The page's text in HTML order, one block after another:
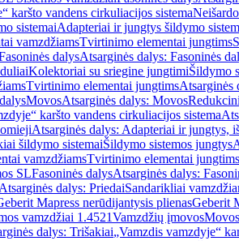
karšto vandens cirkuliacijos sistema
sistemaiAdapteriai ir jungtys šildymo
vamzdžiamsTvirtinimo elementai jungtims
dalysAtsarginės dalys: Fasoninės
Kolektoriai su sriegine jungtimiŠildymo
Tvirtinimo elementai jungtimsAtsarginės
MovosAtsarginės dalys: Movos
karšto vandens cirkuliacijos sistema
Atsarginės dalys: Adapteriai ir jungtys,
šildymo sistemaiŠildymo sistemos jungtys
vamzdžiamsTvirtinimo elementai jungtims
SLFasoninės dalysAtsarginės dalys:
Atsarginės dalys: PriedaiSandarikliai
Mapress nerūdijantysis plienasGeberit
vamzdžiai 1.4521Vamzdžių įmovosMovos
dalys: Trišakiai„Vamzdis vamzdyje“